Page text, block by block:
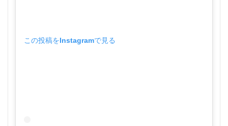
この投稿をInstagramで見る